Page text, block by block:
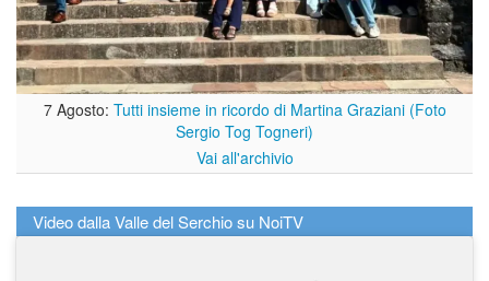
7 Agosto: Tutti insieme in ricordo di Martina Graziani (Foto
Sergio Tog Togneri)
Vai all'archivio
Video dalla Valle del Serchio su NoiTV